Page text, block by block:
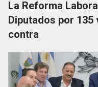
La Reforma
Diputados por
contra